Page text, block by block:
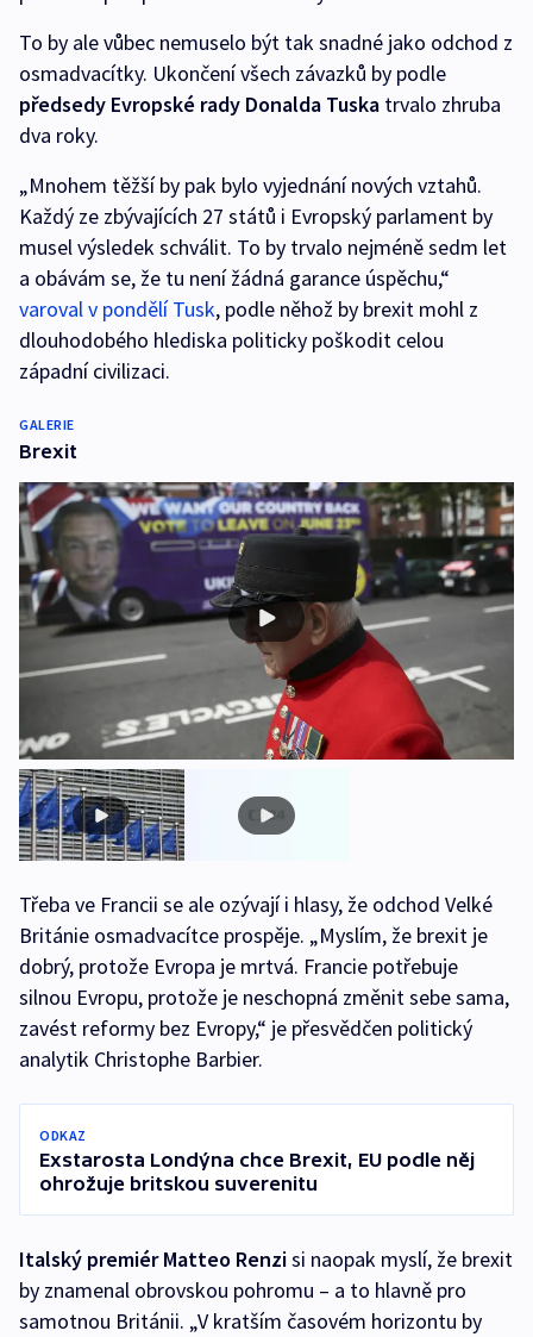
To by ale vůbec nemuselo být tak snadné jako odchod z
osmadvacítky. Ukončení všech závazků by podle
předsedy Evropské rady Donalda Tuska trvalo zhruba
dva roky.
„Mnohem těžší by pak bylo vyjednání nových vztahů.
Každý ze zbývajících 27 států i Evropský parlament by
musel výsledek schválit. To by trvalo nejméně sedm let
a obávám se, že tu není žádná garance úspěchu,“
varoval v pondělí Tusk, podle něhož by brexit mohl z
dlouhodobého hlediska politicky poškodit celou
západní civilizaci.
GALERIE
Brexit
Třeba ve Francii se ale ozývají i hlasy, že odchod Velké
Británie osmadvacítce prospěje. „Myslím, že brexit je
dobrý, protože Evropa je mrtvá. Francie potřebuje
silnou Evropu, protože je neschopná změnit sebe sama,
zavést reformy bez Evropy,“ je přesvědčen politický
analytik Christophe Barbier.
ODKAZ
Exstarosta Londýna chce Brexit, EU podle něj
ohrožuje britskou suverenitu
Italský premiér Matteo Renzisi naopak myslí, že brexit
by znamenal obrovskou pohromu – a to hlavně pro
samotnou Británii. „V kratším časovém horizontu by